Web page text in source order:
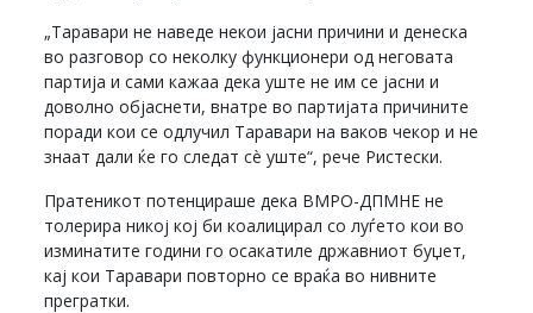
„Таравари не наведе некои јасни причини и денеска
во разговор со неколку функционери од неговата
партија и сами кажаа дека уште не им се јасни и
доволно објаснети, внатре во партијата причините
поради кои се одлучил Таравари на ваков чекор и не
знаат дали ќе го следат сè уште“, рече Ристески.
Пратеникот потенцираше дека ВМРО-ДПМНЕ не
толерира никој кој би коалицирал со луѓето кои во
изминатите години го осакатиле државниот буџет,
кај кои Таравари повторно се враќа во нивните
прегратки.